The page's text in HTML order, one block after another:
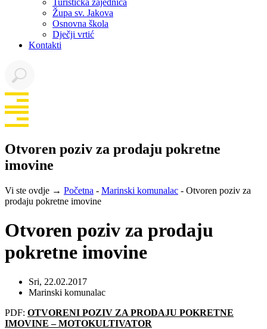
Turistička zajednica
Župa sv. Jakova
Osnovna škola
Dječji vrtić
Kontakti
Otvoren poziv za prodaju pokretne
imovine
Vi ste ovdje → Početna - Marinski komunalac - Otvoren poziv za
prodaju pokretne imovine
Otvoren poziv za prodaju
pokretne imovine
Sri, 22.02.2017
Marinski komunalac
PDF: OTVORENI POZIV ZA PRODAJU POKRETNE
IMOVINE – MOTOKULTIVATOR